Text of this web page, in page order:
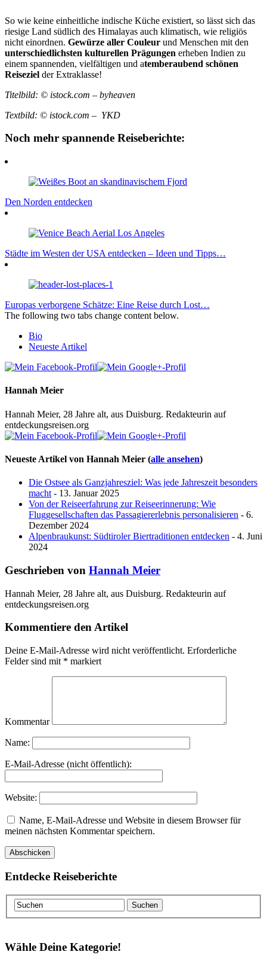
So wie keine einheitliche indische Küche existiert, so lässt sich das
riesige Land südlich des Himalayas auch klimatisch, wie religiös
nicht einordnen. Gewürze aller Couleur und Menschen mit den
unterschiedlichsten kulturellen Prägungen erheben Indien zu
einem spannenden, vielfältigen und atemberaubend schönen
Reiseziel der Extraklasse!
Titelbild: © istock.com – byheaven
Textbild: © istock.com – YKD
Noch mehr spannende Reiseberichte:
Den Norden entdecken
Städte im Westen der USA entdecken – Ideen und Tipps…
Europas verborgene Schätze: Eine Reise durch Lost…
The following two tabs change content below.
Bio
Neueste Artikel
Hannah Meier
Hannah Meier, 28 Jahre alt, aus Duisburg. Redakteurin auf
entdeckungsreisen.org
Neueste Artikel von Hannah Meier (alle ansehen)
Die Ostsee als Ganzjahresziel: Was jede Jahreszeit besonders
macht - 13. Januar 2025
Von der Reiseerfahrung zur Reiseerinnerung: Wie
Fluggesellschaften das Passagiererlebnis personalisieren - 6.
Dezember 2024
Alpenbraukunst: Südtiroler Biertraditionen entdecken - 4. Juni
2024
Geschrieben von Hannah Meier
Hannah Meier, 28 Jahre alt, aus Duisburg. Redakteurin auf
entdeckungsreisen.org
Kommentiere den Artikel
Deine E-Mail-Adresse wird nicht veröffentlicht. Erforderliche
Felder sind mit * markiert
Kommentar
Name:
E-Mail-Adresse (nicht öffentlich):
Website:
Name, E-Mail-Adresse und Website in diesem Browser für
meinen nächsten Kommentar speichern.
Entdecke Reiseberichte
Wähle Deine Kategorie!